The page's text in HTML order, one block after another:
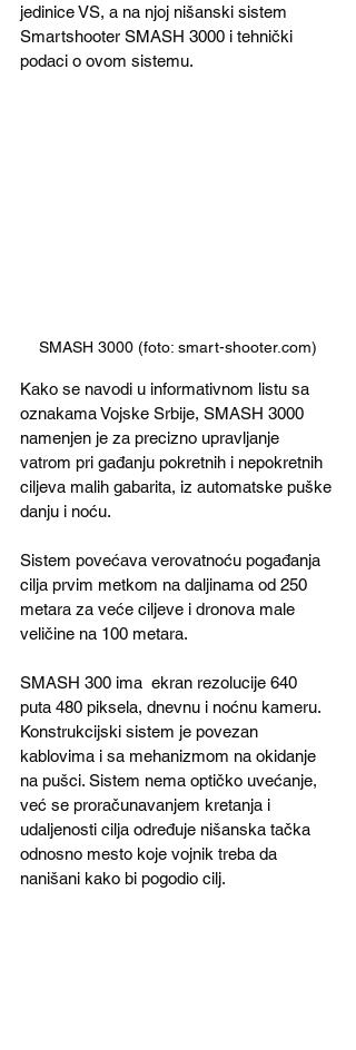
jedinice VS, a na njoj nišanski sistem
Smartshooter SMASH 3000 i tehnički
podaci o ovom sistemu.
SMASH 3000 (foto: smart-shooter.com)
Kako se navodi u informativnom listu sa
oznakama Vojske Srbije, SMASH 3000
namenjen je za precizno upravljanje
vatrom pri gađanju pokretnih i nepokretnih
ciljeva malih gabarita, iz automatske puške
danju i noću.
Sistem povećava verovatnoću pogađanja
cilja prvim metkom na daljinama od 250
metara za veće ciljeve i dronova male
veličine na 100 metara.
SMASH 300 ima  ekran rezolucije 640
puta 480 piksela, dnevnu i noćnu kameru.
Konstrukcijski sistem je povezan
kablovima i sa mehanizmom na okidanje
na pušci. Sistem nema optičko uvećanje,
već se proračunavanjem kretanja i
udaljenosti cilja određuje nišanska tačka
odnosno mesto koje vojnik treba da
nanišani kako bi pogodio cilj.